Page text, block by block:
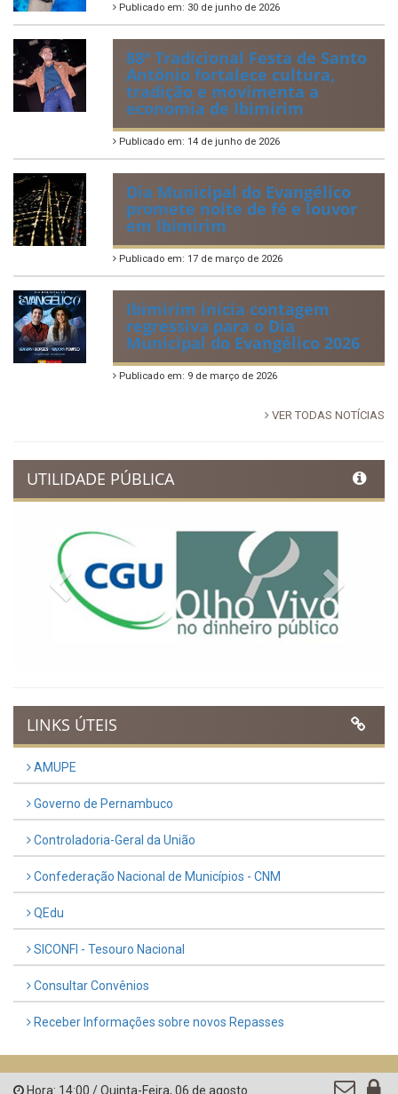
Publicado em: 30 de junho de 2026
88ª Tradicional Festa de Santo
Antônio fortalece cultura,
tradição e movimenta a
economia de Ibimirim
Publicado em: 14 de junho de 2026
Dia Municipal do Evangélico
promete noite de fé e louvor
em Ibimirim
Publicado em: 17 de março de 2026
Ibimirim inicia contagem
regressiva para o Dia
Municipal do Evangélico 2026
Publicado em: 9 de março de 2026
VER TODAS NOTÍCIAS
UTILIDADE PÚBLICA
Previous
LINKS ÚTEIS
AMUPE
Governo de Pernambuco
Controladoria-Geral da União
Confederação Nacional de Municípios - CNM
QEdu
SICONFI - Tesouro Nacional
Consultar Convênios
Receber Informações sobre novos Repasses
Hora: 14:00 /Quinta-Feira, 06 de agosto